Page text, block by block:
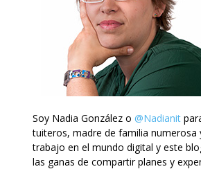
Soy Nadia González o @Nadianit
tuiteros, madre de familia numerosa
trabajo en el mundo digital y este
las ganas de compartir planes y